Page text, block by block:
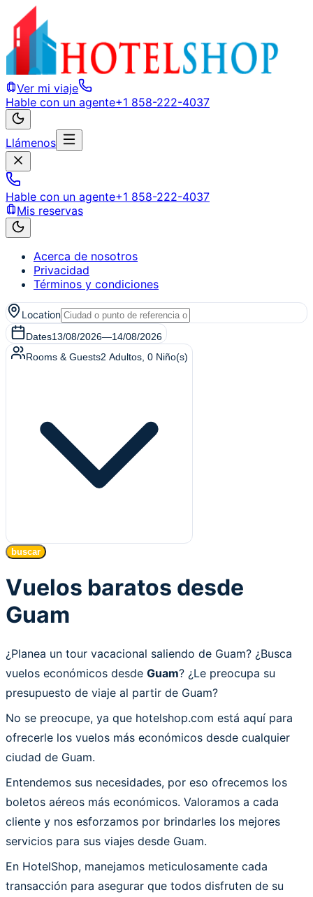
Ver mi viaje
Hable con un agente+1 858-222-4037
Llámenos
Hable con un agente+1 858-222-4037
Mis reservas
Acerca de nosotros
Privacidad
Términos y condiciones
Location
Dates13/08/2026—14/08/2026
Rooms & Guests2 Adultos 0 Niño(s)
buscar
Vuelos baratos desde
Guam
¿Planea un tour vacacional saliendo de Guam? ¿Busca
vuelos económicos desde Guam? ¿Le preocupa su
presupuesto de viaje al partir de Guam?
No se preocupe, ya que hotelshop.com está aquí para
ofrecerle los vuelos más económicos desde cualquier
ciudad de Guam.
Entendemos sus necesidades, por eso ofrecemos los
boletos aéreos más económicos. Valoramos a cada
cliente y nos esforzamos por brindarles los mejores
servicios para sus viajes desde Guam.
En HotelShop, manejamos meticulosamente cada
transacción para asegurar que todos disfruten de su